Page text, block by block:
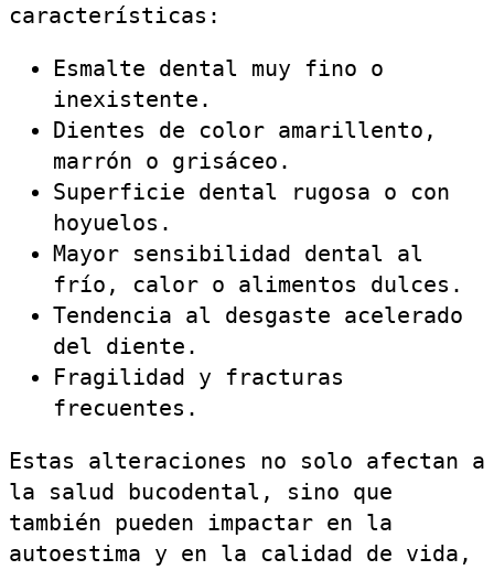
características:
Esmalte dental muy fino o
inexistente.
Dientes de color amarillento,
marrón o grisáceo.
Superficie dental rugosa o con
hoyuelos.
Mayor sensibilidad dental al
frío, calor o alimentos dulces.
Tendencia al desgaste acelerado
del diente.
Fragilidad y fracturas
frecuentes.
Estas alteraciones no solo afectan a
la salud bucodental, sino que
también pueden impactar en la
autoestima y en la calidad de vida,